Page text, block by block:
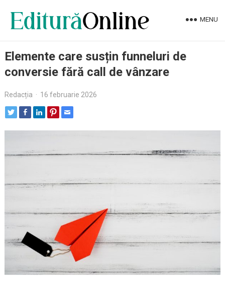
MENU
Elemente care susțin funneluri de
conversie fără call de vânzare
Redacția · 16 februarie 2026